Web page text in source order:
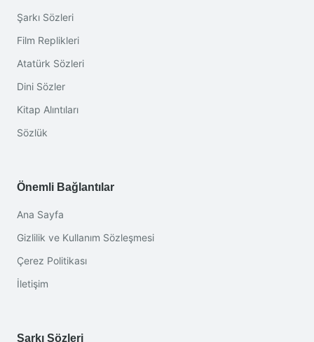
Şarkı Sözleri
Film Replikleri
Atatürk Sözleri
Dini Sözler
Kitap Alıntıları
Sözlük
Önemli Bağlantılar
Ana Sayfa
Gizlilik ve Kullanım Sözleşmesi
Çerez Politikası
İletişim
Şarkı Sözleri